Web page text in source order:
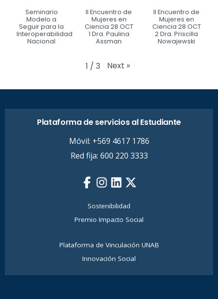
Seminario
Modelo a
Seguir para la
Interoperabilidad
Nacional
II Encuentro de
Mujeres en
Ciencia 28 OCT
1 Dra. Paulina
Assman
II Encuentro de
Mujeres en
Ciencia 28 OCT
2 Dra. Priscilla
Nowajewski
1 / 3 Next »